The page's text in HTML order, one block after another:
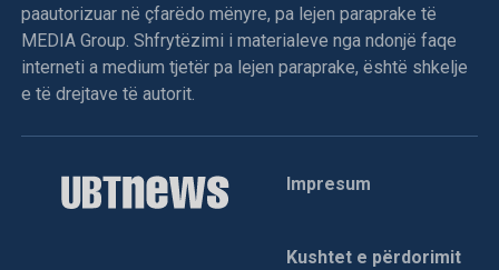
paautorizuar në çfarëdo mënyre, pa lejen paraprake të
MEDIA Group. Shfrytëzimi i materialeve nga ndonjë faqe
interneti a medium tjetër pa lejen paraprake, është shkelje
e të drejtave të autorit.
Impresum
Kushtet e përdorimit